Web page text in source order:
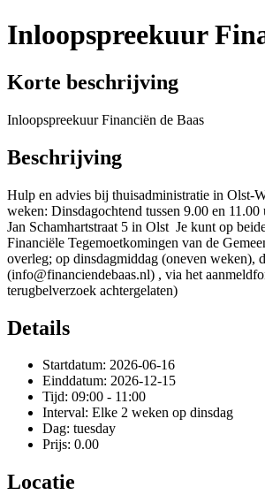
Inloopspreekuur
Korte beschrijving
Inloopspreekuur Financiën de Baas
Beschrijving
Hulp en advies bij thuisadministratie in Olst-
weken: Dinsdagochtend tussen 9.00 en
Jan Schamhartstraat 5 in Olst Je kunt op
Financiële Tegemoetkomingen van de
overleg; op dinsdagmiddag (oneven weken),
(info@financiendebaas.nl) , via het
terugbelverzoek achtergelaten)
Details
Startdatum: 2026-06-16
Einddatum: 2026-12-15
Tijd: 09:00 - 11:00
Interval: Elke 2 weken op dinsdag
Dag: tuesday
Prijs: 0.00
Locatie